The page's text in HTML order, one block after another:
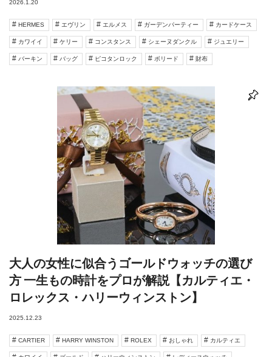
2026.1.20
HERMES エヴリン エルメス ガーデンパーティー カードケース
カワイイ ケリー コンスタンス シェーヌダンクル ジュエリー
バーキン バッグ ピコタンロック ボリード 財布
大人の女性に似合うゴールドウォッチの選び
方 一生もの時計をプロが解説【カルティエ・
ロレックス・ハリーウィンストン】
2025.12.23
CARTIER HARRY WINSTON ROLEX おしゃれ カルティエ